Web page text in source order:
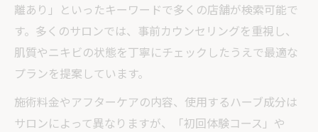
離あり」といったキーワードで多くの店舗が検索可能で
す。多くのサロンでは、事前カウンセリングを重視し、
肌質やニキビの状態を丁寧にチェックしたうえで最適な
プランを提案しています。
施術料金やアフターケアの内容、使用するハーブ成分は
サロンによって異なりますが、「初回体験コース」や